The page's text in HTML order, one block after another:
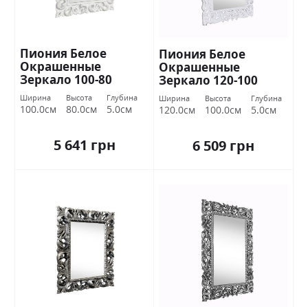
Пиония Белое
Окрашенные
Зеркало 100-80
Миромарк
Ширина
100.0см
Высота
80.0см
Глубина
5.0см
5 641 грн
Пиония Белое
Окрашенные
Зеркало 120-100
Миромарк
Ширина
120.0см
Высота
100.0см
Глубина
5.0см
6 509 грн